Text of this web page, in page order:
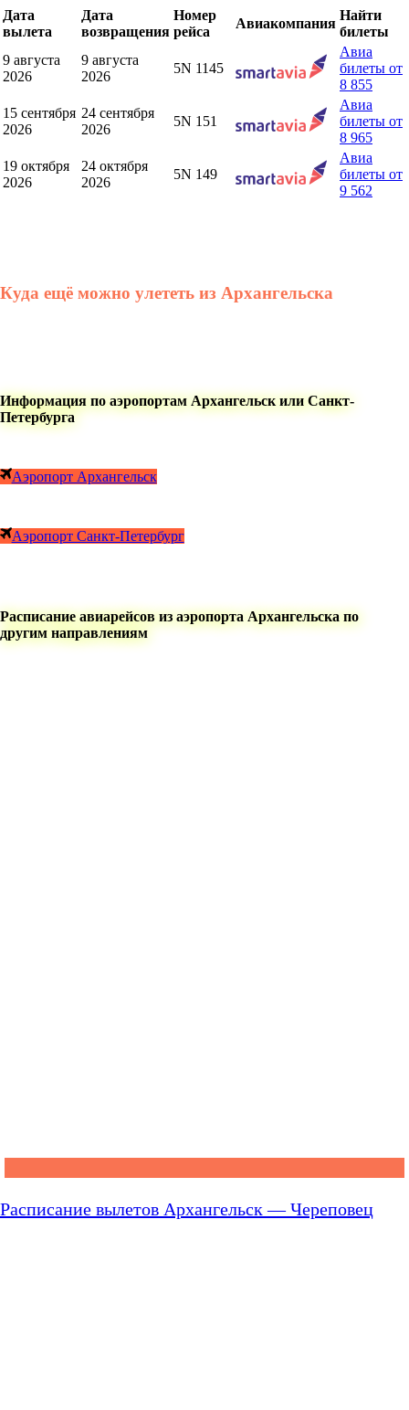
Дата
вылета
Дата
возвращения
Номер
рейса
Авиакомпания
Найти
билеты
9 августа
2026
9 августа
2026
5N 1145
Авиа
билеты от
8 855
15 сентября
2026
24 сентября
2026
5N 151
Авиа
билеты от
8 965
19 октября
2026
24 октября
2026
5N 149
Авиа
билеты от
9 562
Куда ещё можно улететь из Архангельска
Информация по аэропортам Архангельск или Санкт-
Петербурга
Аэропорт Архангельск
Аэропорт Санкт-Петербург
Расписание авиарейсов из аэропорта Архангельска по
другим направлениям
Расписание вылетов Архангельск — Череповец